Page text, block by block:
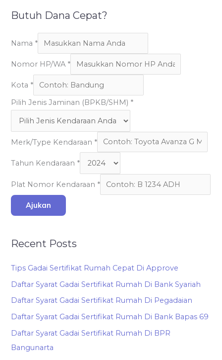
Butuh Dana Cepat?
Nama *
Nomor HP/WA *
Kota *
Pilih Jenis Jaminan (BPKB/SHM) *
Merk/Type Kendaraan *
Tahun Kendaraan *
Plat Nomor Kendaraan *
Ajukan
Recent Posts
Tips Gadai Sertifikat Rumah Cepat Di Approve
Daftar Syarat Gadai Sertifikat Rumah Di Bank Syariah
Daftar Syarat Gadai Sertifikat Rumah Di Pegadaian
Daftar Syarat Gadai Sertifikat Rumah Di Bank Bapas 69
Daftar Syarat Gadai Sertifikat Rumah Di BPR
Bangunarta